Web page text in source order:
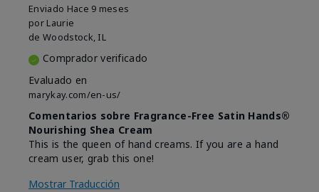
Enviado Hace 9 meses
por Laurie
de Woodstock, IL
Comprador verificado
Evaluado en
marykay.com/en-us/
Comentarios sobre Fragrance-Free Satin Hands®
Nourishing Shea Cream
This is the queen of hand creams. If you are a hand
cream user, grab this one!
Mostrar Traducción